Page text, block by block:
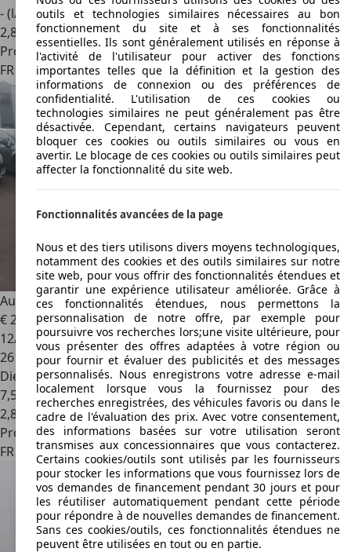
- (l/100 km)
2,8
Professionnel
FR 92500Rueil-malmaison
Audi A4A4 3.0 TDI Ambiente Quattro
€ 2 299
12/2004
261 000 km
Diesel
7,5 l/100 km (mixte)
2,8
Professionnel
FR 57350Stiring-wendel
outils et technologies similaires nécessaires au bon
fonctionnement du site et à ses fonctionnalités
essentielles. Ils sont généralement utilisés en réponse à
l'activité de l'utilisateur pour activer des fonctions
importantes telles que la définition et la gestion des
informations de connexion ou des préférences de
confidentialité. L'utilisation de ces cookies ou
technologies similaires ne peut généralement pas être
désactivée. Cependant, certains navigateurs peuvent
bloquer ces cookies ou outils similaires ou vous en
avertir. Le blocage de ces cookies ou outils similaires peut
affecter la fonctionnalité du site web.
Fonctionnalités avancées de la page
Nous et des tiers utilisons divers moyens technologiques,
notamment des cookies et des outils similaires sur notre
site web, pour vous offrir des fonctionnalités étendues et
garantir une expérience utilisateur améliorée. Grâce à
ces fonctionnalités étendues, nous permettons la
personnalisation de notre offre, par exemple pour
poursuivre vos recherches lors;une visite ultérieure, pour
vous présenter des offres adaptées à votre région ou
pour fournir et évaluer des publicités et des messages
personnalisés. Nous enregistrons votre adresse e-mail
localement lorsque vous la fournissez pour des
recherches enregistrées, des véhicules favoris ou dans le
cadre de l'évaluation des prix. Avec votre consentement,
des informations basées sur votre utilisation seront
transmises aux concessionnaires que vous contacterez.
Certains cookies/outils sont utilisés par les fournisseurs
pour stocker les informations que vous fournissez lors de
vos demandes de financement pendant 30 jours et pour
les réutiliser automatiquement pendant cette période
pour répondre à de nouvelles demandes de financement.
Sans ces cookies/outils, ces fonctionnalités étendues ne
peuvent être utilisées en tout ou en partie.